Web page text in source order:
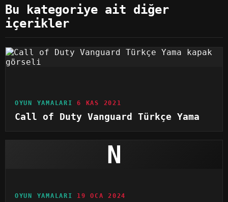
Bu kategoriye ait diğer
içerikler
OYUN YAMALARI 6 KAS 2021
Call of Duty Vanguard Türkçe Yama
N
OYUN YAMALARI 19 OCA 2024